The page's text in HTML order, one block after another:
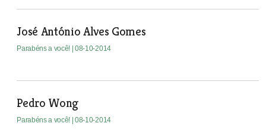
José António Alves Gomes
Parabéns a você! | 08-10-2014
Pedro Wong
Parabéns a você! | 08-10-2014